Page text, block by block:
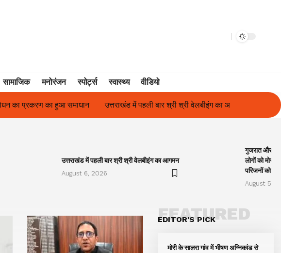
सामाजिक मनोरंजन स्पोर्ट्स स्वास्थ्य वीडियो
उत्तराखंड में पहली बार श्री श्री वेलबीइंग का आगमन गुजरात और केरल में अतिवृष्टि के कारण
उत्तराखंड में पहली बार श्री श्री वेलबीइंग का आगमन
August 6, 2026
गुजरात और
लोगों को
परिजनों को
August 5,
EDITOR'S PICK
FEATURED
मोरी के सालरा गांव में भीषण अग्निकांड से